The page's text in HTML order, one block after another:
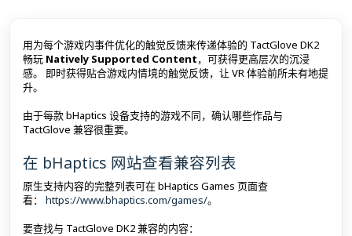
用为每个游戏内事件优化的触觉反馈来传递体验的 TactGlove DK2
畅玩 Natively Supported Content，可获得更高层次的沉浸
感。 即时获得贴合游戏内情境的触觉反馈，让 VR 体验前所未有地提
升。
由于每款 bHaptics 设备支持的游戏不同，确认哪些作品与
TactGlove 兼容很重要。
在 bHaptics 网站查看兼容列表
原生支持内容的完整列表可在 bHaptics Games 页面查
看： https://www.bhaptics.com/games/。
要查找与 TactGlove DK2 兼容的内容：